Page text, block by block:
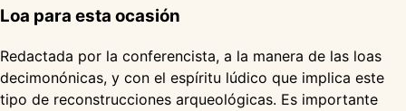
Loa para esta ocasión
Redactada por la conferencista, a la manera de las loas
decimonónicas, y con el espíritu lúdico que implica este
tipo de reconstrucciones arqueológicas. Es importante